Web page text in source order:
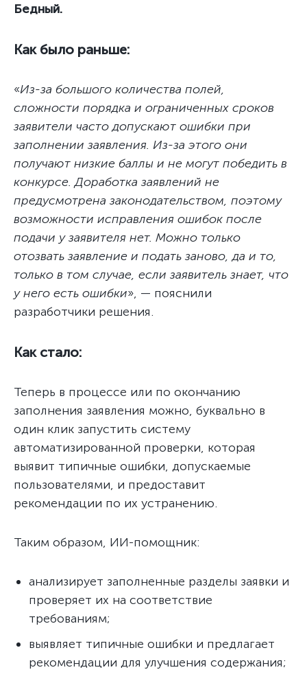
Бедный.
Как было раньше:
«Из-за большого количества полей,
сложности порядка и ограниченных сроков
заявители часто допускают ошибки при
заполнении заявления. Из-за этого они
получают низкие баллы и не могут победить в
конкурсе. Доработка заявлений не
предусмотрена законодательством, поэтому
возможности исправления ошибок после
подачи у заявителя нет. Можно только
отозвать заявление и подать заново, да и то,
только в том случае, если заявитель знает, что
у него есть ошибки», — пояснили
разработчики решения.
Как стало:
Теперь в процессе или по окончанию
заполнения заявления можно, буквально в
один клик запустить систему
автоматизированной проверки, которая
выявит типичные ошибки, допускаемые
пользователями, и предоставит
рекомендации по их устранению.
Таким образом, ИИ-помощник:
анализирует заполненные разделы заявки и
проверяет их на соответствие
требованиям;
выявляет типичные ошибки и предлагает
рекомендации для улучшения содержания;